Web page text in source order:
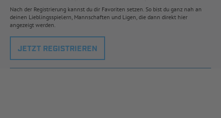
Nach der Registrierung kannst du dir Favoriten setzen. So bist du ganz nah an
deinen Lieblingsspielern, Mannschaften und Ligen, die dann direkt hier
angezeigt werden.
JETZT REGISTRIEREN